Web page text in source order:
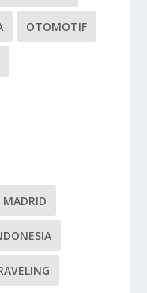
OTOMOTIF
MADRID